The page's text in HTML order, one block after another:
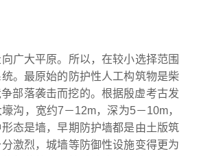
广大平原。所以，在较小选择范围
。最原始的防护性人工构筑物是柴
部落袭击而挖的。根据殷虚考古发
沟，宽约7－12m，深为5－10m，
态是墙，早期防护墙都是由土版筑
激烈，城墙等防御性设施变得更为